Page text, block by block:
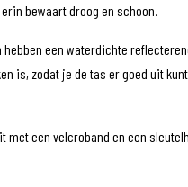
bewaart droog en schoon.
een waterdichte
is, zodat je de tas er goed uit
met een velcroband en een